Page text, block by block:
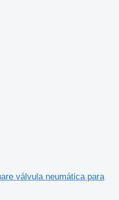
válvula neumática para